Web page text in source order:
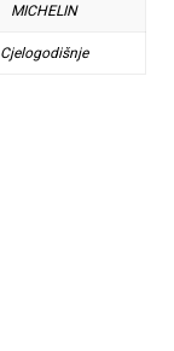
MICHELIN
Cjelogodišnje